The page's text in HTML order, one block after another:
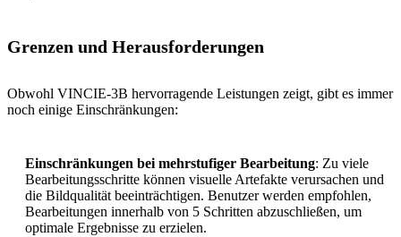
Grenzen und Herausforderungen
Obwohl VINCIE-3B hervorragende Leistungen zeigt, gibt es immer
noch einige Einschränkungen:
Einschränkungen bei mehrstufiger Bearbeitung: Zu viele
Bearbeitungsschritte können visuelle Artefakte verursachen und
die Bildqualität beeinträchtigen. Benutzer werden empfohlen,
Bearbeitungen innerhalb von 5 Schritten abzuschließen, um
optimale Ergebnisse zu erzielen.